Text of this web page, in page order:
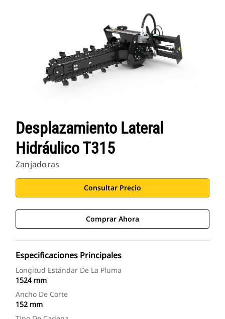
Desplazamiento Lateral
Hidráulico T315
Zanjadoras
Consultar Precio
Comprar Ahora
Especificaciones Principales
Longitud Estándar De La Pluma
1524 mm
Ancho De Corte
152 mm